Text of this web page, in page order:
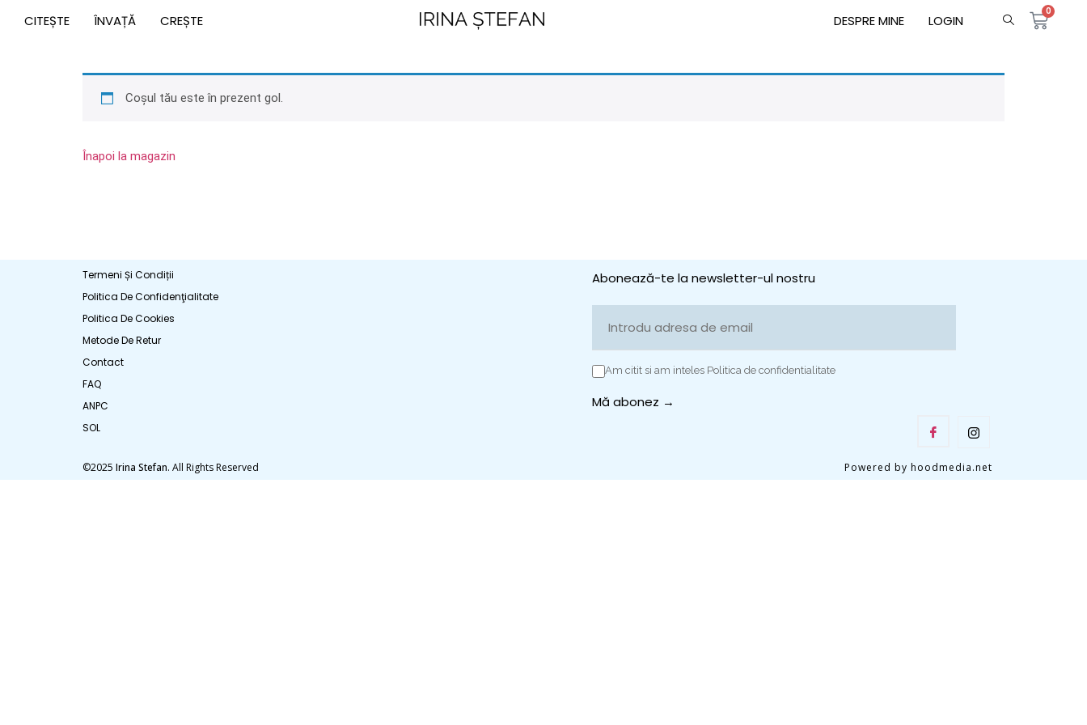
CITEȘTE ÎNVAȚĂ CREȘTE DESPRE MINE LOGIN
0
Coșul tău este în prezent gol.
Înapoi la magazin
Termeni Și Condiții
Politica De Confidenţialitate
Politica De Cookies
Metode De Retur
Contact
FAQ
ANPC
SOL
Abonează-te la newsletter-ul nostru
Am citit si am inteles Politica de confidentialitate
Mă abonez →
©2025 Irina Stefan. All Rights Reserved Powered by hoodmedia.net